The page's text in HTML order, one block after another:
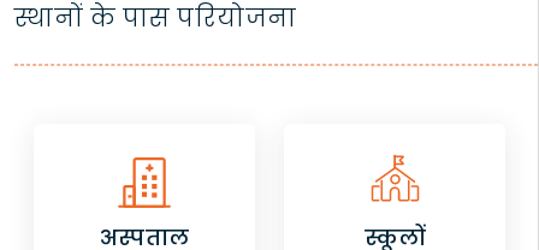
स्थानों के पास परियोजना
अस्पताल स्कूलों